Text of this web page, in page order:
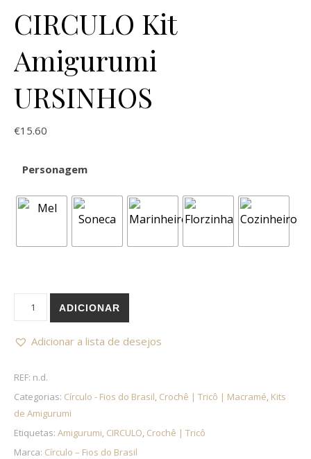
CIRCULO Kit
Amigurumi
URSINHOS
€15.60
Personagem
Quantidade de CIRCULO Kit Amigurumi URSINHOS
ADICIONAR
Adicionar a lista de desejos
REF: n.d.
Categorias: Círculo - Fios do Brasil, Crochê | Tricô | Macramé, Kits
de Amigurumi
Etiquetas: Amigurumi, CIRCULO, Crochê | Tricô
Marca: Círculo – Fios do Brasil